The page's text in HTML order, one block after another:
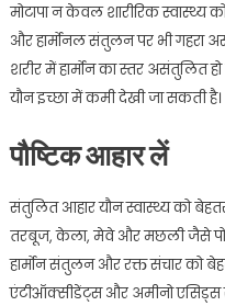
मोटापा न केवल शारीरिक स्वास्थ्य
और हार्मोनल संतुलन पर भी गहरा
शरीर में हार्मोन का स्तर असंतुलित
यौन इच्छा में कमी देखी जा सकती है।
पौष्टिक आहार लें
संतुलित आहार यौन स्वास्थ्य को
तरबूज, केला, मेवे और मछली जैसे
हार्मोन संतुलन और रक्त संचार को
एंटीऑक्सीडेंट्स और अमीनो एसिड्स